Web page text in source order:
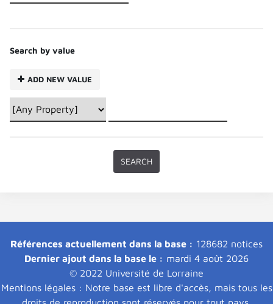
Search by value
ADD NEW VALUE
Références actuellement dans la base : 128682 notices
Dernier ajout dans la base le : mardi 4 août 2026
© 2022 Université de Lorraine
Mentions légales : Notre base est libre d'accès, mais tous les